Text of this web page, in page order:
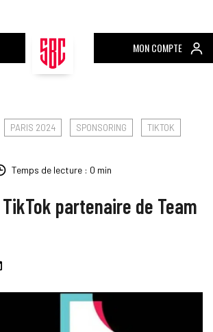
MON COMPTE
PARIS 2024 SPONSORING TIKTOK
Temps de lecture : 0 min
partenaire de Team